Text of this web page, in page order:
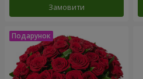
Замовити